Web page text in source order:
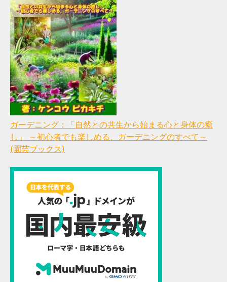
ガーデニング：「自然との共生から始まる心と身体の癒
し」 ～初心者でも楽しめる、ガーデニングのすべて～
(園芸ブックス)